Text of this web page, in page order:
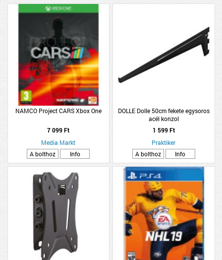
NAMCO Project CARS Xbox One
7 099 Ft
Media Markt
A bolthoz
Info
DOLLE Dolle 50cm fekete egysoros
acél konzol
1 599 Ft
Praktiker
A bolthoz
Info